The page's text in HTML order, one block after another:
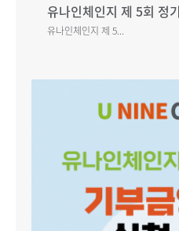
유나인체인지 제 5회 정
유나인체인지 제 5...